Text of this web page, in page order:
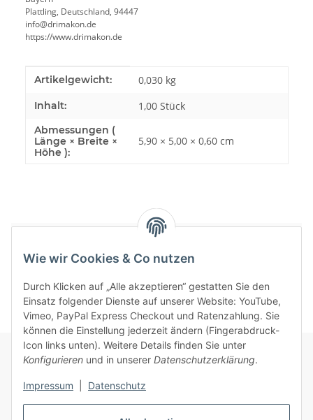
Wie wir Cookies & Co nutzen
Durch Klicken auf „Alle akzeptieren“ gestatten Sie den
Einsatz folgender Dienste auf unserer Website: YouTube,
Vimeo, PayPal Express Checkout und Ratenzahlung. Sie
können die Einstellung jederzeit ändern (Fingerabdruck-
Icon links unten). Weitere Details finden Sie unter
Konfigurieren und in unserer Datenschutzerklärung.
Impressum Datenschutz
Plattling, Deutschland, 94447
info@drimakon.de
https://www.drimakon.de
Produkteigenschaft
Wert
Artikelgewicht: 0,030 kg
Inhalt: 1,00 Stück
Abmessungen (
Länge × Breite ×
Höhe ):
5,90 × 5,00 × 0,60 cm
Informationen